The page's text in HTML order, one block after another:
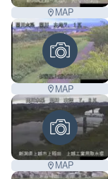
MAP
MAP
MAP